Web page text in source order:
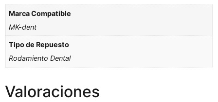
Marca Compatible
MK-dent
Tipo de Repuesto
Rodamiento Dental
Valoraciones